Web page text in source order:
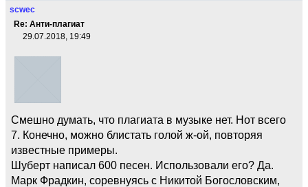
scwec
Re: Анти-плагиат
29.07.2018, 19:49
Смешно думать, что плагиата в музыке нет. Нот всего
7. Конечно, можно блистать голой ж-ой, повторяя
известные примеры.
Шуберт написал 600 песен. Использовали его? Да.
Марк Фрадкин, соревнуясь с Никитой Богословским,